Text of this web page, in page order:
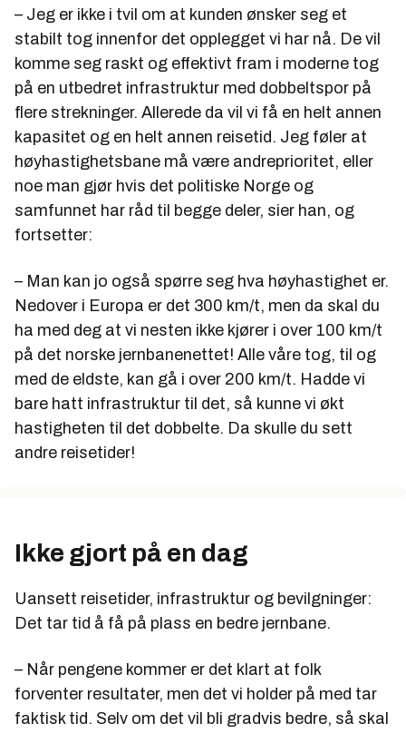
– Jeg er ikke i tvil om at kunden ønsker seg et
stabilt tog innenfor det opplegget vi har nå. De vil
komme seg raskt og effektivt fram i moderne tog
på en utbedret infrastruktur med dobbeltspor på
flere strekninger. Allerede da vil vi få en helt annen
kapasitet og en helt annen reisetid. Jeg føler at
høyhastighetsbane må være andreprioritet, eller
noe man gjør hvis det politiske Norge og
samfunnet har råd til begge deler, sier han, og
fortsetter:
– Man kan jo også spørre seg hva høyhastighet er.
Nedover i Europa er det 300 km/t, men da skal du
ha med deg at vi nesten ikke kjører i over 100 km/t
på det norske jernbanenettet! Alle våre tog, til og
med de eldste, kan gå i over 200 km/t. Hadde vi
bare hatt infrastruktur til det, så kunne vi økt
hastigheten til det dobbelte. Da skulle du sett
andre reisetider!
Ikke gjort på en dag
Uansett reisetider, infrastruktur og bevilgninger:
Det tar tid å få på plass en bedre jernbane.
– Når pengene kommer er det klart at folk
forventer resultater, men det vi holder på med tar
faktisk tid. Selv om det vil bli gradvis bedre, så skal